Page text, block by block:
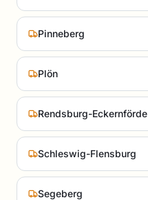
Pinneberg
Plön
Rendsburg-Eckernförde
Schleswig-Flensburg
Segeberg